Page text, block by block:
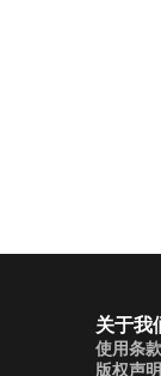
关于我
使用条款
版权声明